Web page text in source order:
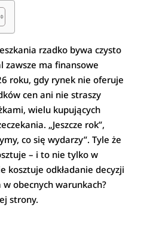
rzadko bywa czysto
zawsze ma finansowe
roku, gdy rynek nie oferuje
cen ani nie straszy
wielu kupujących
„Jeszcze rok”,
co się wydarzy”. Tyle że
– i to nie tylko w
kosztuje odkładanie decyzji
obecnych warunkach?
strony.